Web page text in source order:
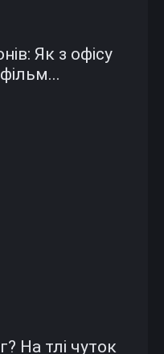
Як з офісу
На тлі чуток